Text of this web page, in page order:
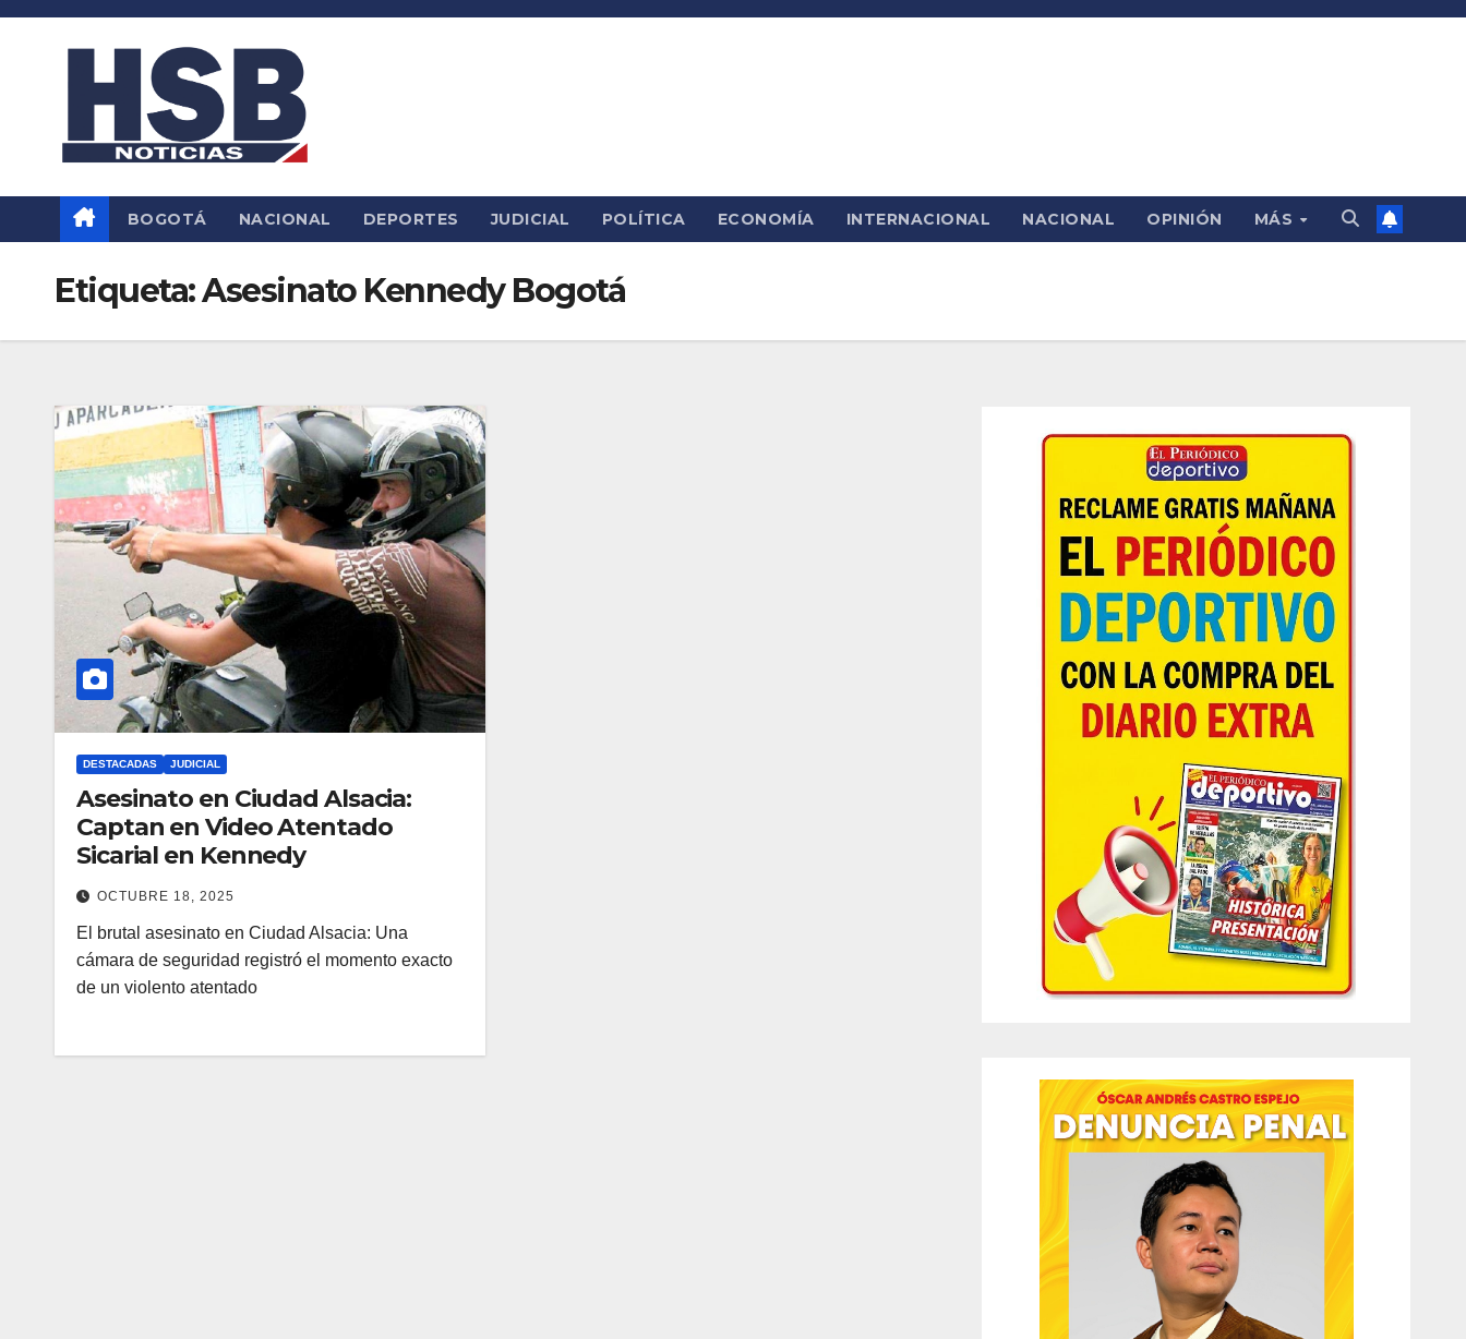
Saltar
BOGOTÁ NACIONAL DEPORTES JUDICIAL POLÍTICA ECONOMÍA INTERNACIONAL NACIONAL OPINIÓN MÁS
Etiqueta:Asesinato Kennedy Bogotá
DESTACADAS JUDICIAL
Asesinato en Ciudad Alsacia:
Captan en Video Atentado
Sicarial en Kennedy
OCTUBRE 18, 2025
El brutal asesinato en Ciudad Alsacia: Una
cámara de seguridad registró el momento exacto
de un violento atentado